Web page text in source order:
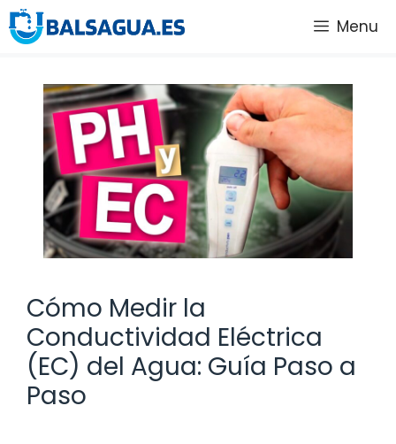
Saltar
al
Menu
Cómo Medir la
Conductividad Eléctrica
(EC) del Agua: Guía Paso a
Paso